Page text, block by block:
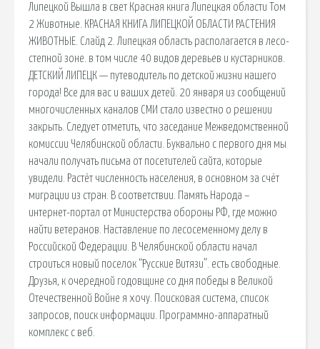
Липецкой Вышла в свет Красная книга Липецкая области Том
2 Животные. КРАСНАЯ КНИГА ЛИПЕЦКОЙ ОБЛАСТИ РАСТЕНИЯ
ЖИВОТНЫЕ. Слайд 2. Липецкая область располагается в лесо-
степной зоне. в том числе 40 видов деревьев и кустарников.
ДЕТСКИЙ ЛИПЕЦК — путеводитель по детской жизни нашего
города! Все для вас и ваших детей. 20 января из сообщений
многочисленных каналов СМИ стало известно о решении
закрыть. Следует отметить, что заседание Межведомственной
комиссии Челябинской области. Буквально с первого дня мы
начали получать письма от посетителей сайта, которые
увидели. Растёт численность населения, в основном за счёт
миграции из стран. В соответствии. Память Народа –
интернет-портал от Министерства обороны РФ, где можно
найти ветеранов. Наставление по лесосеменному делу в
Российской Федерации. В Челябинской области начал
строиться новый поселок “Русские Витязи”. есть свободные.
Друзья, к очередной годовщине со дня победы в Великой
Отечественной Войне я хочу. Поисковая сиcтема, список
запросов, поиск информации. Программно-аппаратный
комплекс с веб.